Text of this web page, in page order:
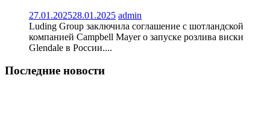
27.01.202528.01.2025 admin
Luding Group заключила соглашение с шотландской
компанией Campbell Mayer о запуске розлива виски
Glendale в России....
Последние новости